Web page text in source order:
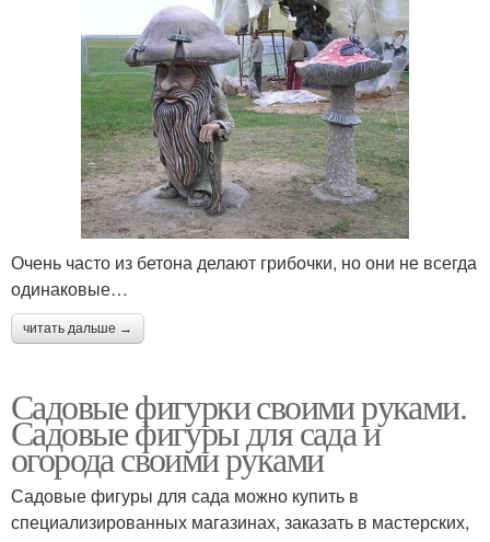
Очень часто из бетона делают грибочки, но они не всегда
одинаковые…
читать дальше →
Садовые фигурки своими руками.
Садовые фигуры для сада и
огорода своими руками
Садовые фигуры для сада можно купить в
специализированных магазинах, заказать в мастерских,